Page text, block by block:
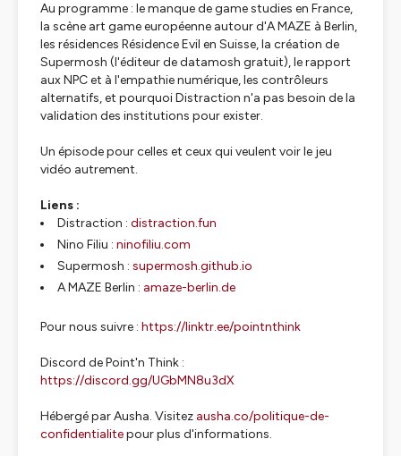
Au programme : le manque de game studies en France,
la scène art game européenne autour d'A MAZE à Berlin,
les résidences Résidence Evil en Suisse, la création de
Supermosh (l'éditeur de datamosh gratuit), le rapport
aux NPC et à l'empathie numérique, les contrôleurs
alternatifs, et pourquoi Distraction n'a pas besoin de la
validation des institutions pour exister.
Un épisode pour celles et ceux qui veulent voir le jeu
vidéo autrement.
Liens :
Distraction : distraction.fun
Nino Filiu : ninofiliu.com
Supermosh : supermosh.github.io
A MAZE Berlin : amaze-berlin.de
Pour nous suivre : https://linktr.ee/pointnthink
Discord de Point'n Think :
https://discord.gg/UGbMN8u3dX
Hébergé par Ausha. Visitez ausha.co/politique-de-
confidentialitepour plus d'informations.